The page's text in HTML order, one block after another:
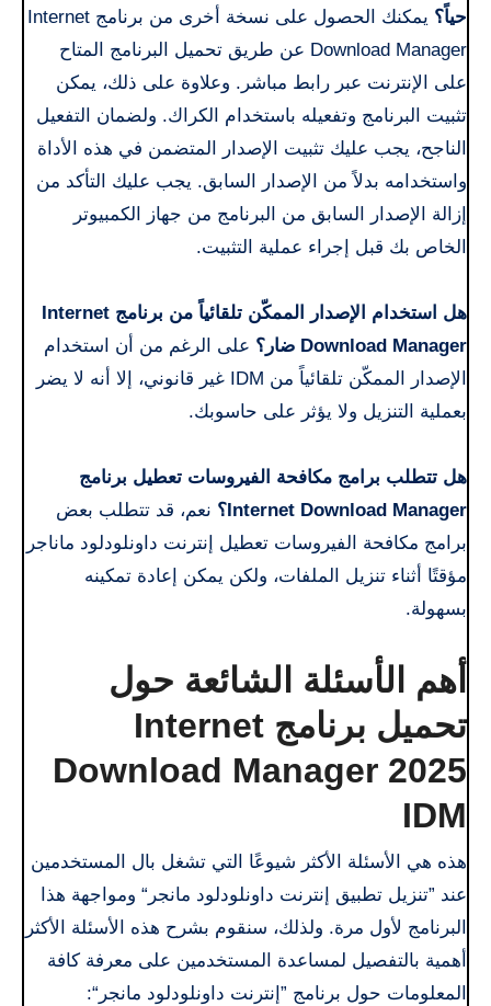
حياً؟
يمكنك الحصول على نسخة أخرى من برنامج Internet
Download Manager عن طريق تحميل البرنامج المتاح
على الإنترنت عبر رابط مباشر. وعلاوة على ذلك، يمكن
تثبيت البرنامج وتفعيله باستخدام الكراك. ولضمان التفعيل
الناجح، يجب عليك تثبيت الإصدار المتضمن في هذه الأداة
واستخدامه بدلاً من الإصدار السابق. يجب عليك التأكد من
إزالة الإصدار السابق من البرنامج من جهاز الكمبيوتر
الخاص بك قبل إجراء عملية التثبيت.
هل استخدام الإصدار الممكّن تلقائياً من برنامج Internet
Download Manager ضار؟
على الرغم من أن استخدام
الإصدار الممكّن تلقائياً من IDM غير قانوني، إلا أنه لا يضر
بعملية التنزيل ولا يؤثر على حاسوبك.
هل تتطلب برامج مكافحة الفيروسات تعطيل برنامج
Internet Download Manager؟
نعم، قد تتطلب بعض
برامج مكافحة الفيروسات تعطيل إنترنت داونلودلود ماناجر
مؤقتًا أثناء تنزيل الملفات، ولكن يمكن إعادة تمكينه
بسهولة.
أهم الأسئلة الشائعة حول
تحميل برنامج Internet
Download Manager 2025
IDM
هذه هي الأسئلة الأكثر شيوعًا التي تشغل بال المستخدمين
عند ”تنزيل تطبيق إنترنت داونلودلود مانجر“ ومواجهة هذا
البرنامج لأول مرة. ولذلك، سنقوم بشرح هذه الأسئلة الأكثر
أهمية بالتفصيل لمساعدة المستخدمين على معرفة كافة
المعلومات حول برنامج ”إنترنت داونلودلود مانجر“: